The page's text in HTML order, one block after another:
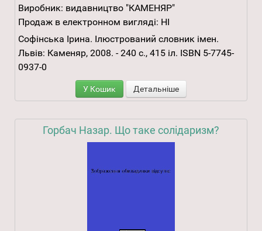
Виробник: видавництво "КАМЕНЯР"
Продаж в електронном вигляді: НІ
Софінська Ірина. Ілюстрований словник імен.
Львів: Каменяр, 2008. - 240 с., 415 іл. ISBN 5-7745-
0937-0
У Кошик Детальніше
Горбач Назар. Що таке солідаризм?